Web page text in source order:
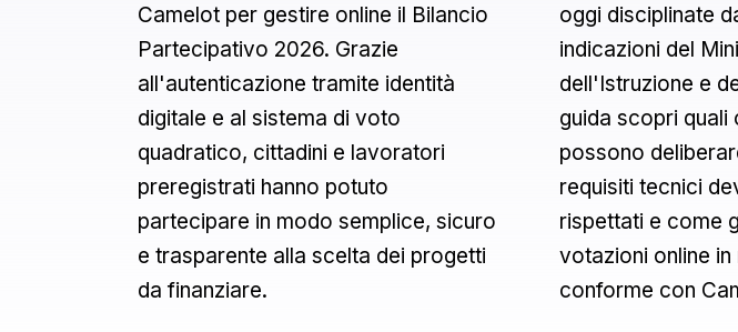
Camelot per gestire online il Bilancio
Partecipativo 2026. Grazie
all'autenticazione tramite identità
digitale e al sistema di voto
quadratico, cittadini e lavoratori
preregistrati hanno potuto
partecipare in modo semplice, sicuro
e trasparente alla scelta dei progetti
da finanziare.
oggi disciplinate
indicazioni del
dell'Istruzione e
guida scopri quali
possono
requisiti tecnici
rispettati e come
votazioni online
conforme con